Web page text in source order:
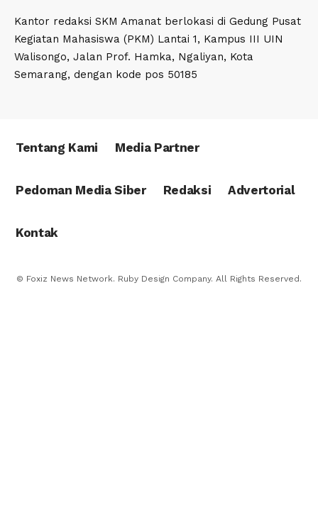
Kantor redaksi SKM Amanat berlokasi di Gedung Pusat
Kegiatan Mahasiswa (PKM) Lantai 1, Kampus III UIN
Walisongo, Jalan Prof. Hamka, Ngaliyan, Kota
Semarang, dengan kode pos 50185
Tentang Kami Media Partner
Pedoman Media Siber Redaksi Advertorial
Kontak
© Foxiz News Network. Ruby Design Company. All Rights Reserved.